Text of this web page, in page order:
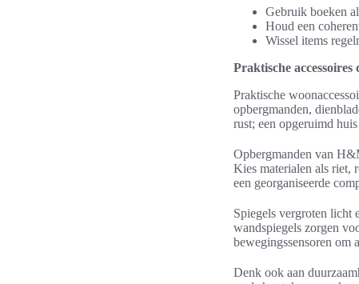
Gebruik boeken
Houd een
Wissel items
Praktische accessoires
Praktische
opbergmanden,
rust; een opgeruimd
Opbergmanden van
Kies materialen als riet,
een georganiseerde
Spiegels vergroten licht
wandspiegels zorgen
bewegingssensoren om
Denk ook aan